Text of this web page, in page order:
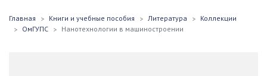
Главная Книги и учебные пособия Литература
Коллекции
ОмГУПС
Нанотехнологии в машиностроении